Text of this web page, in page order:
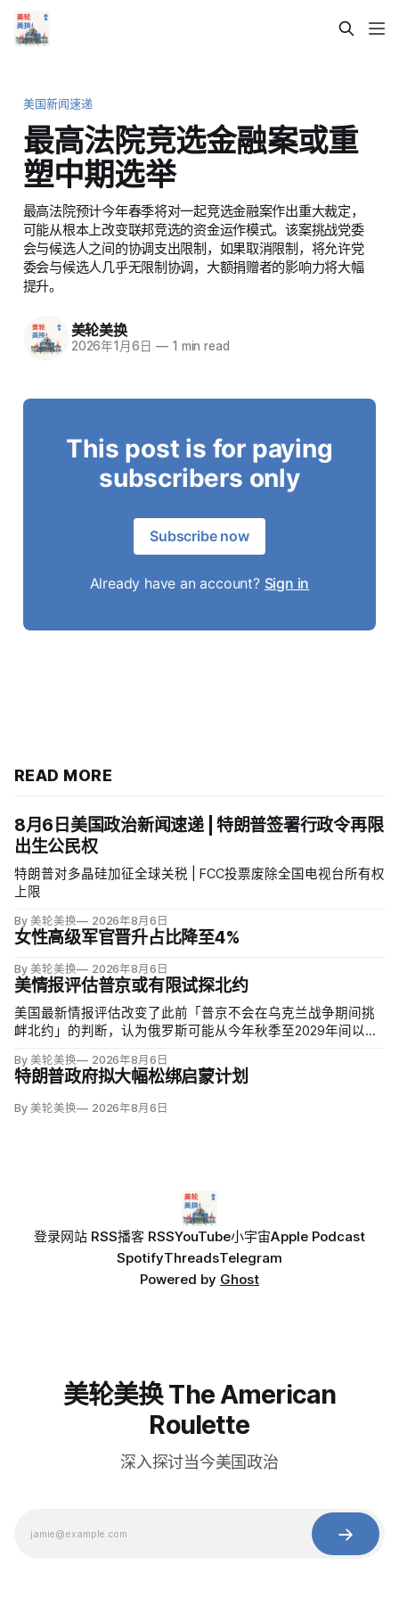
美国新闻速递
最高法院竞选金融案或重
塑中期选举
最高法院预计今年春季将对一起竞选金融案作出重大裁定，
可能从根本上改变联邦竞选的资金运作模式。该案挑战党委
会与候选人之间的协调支出限制，如果取消限制，将允许党
委会与候选人几乎无限制协调，大额捐赠者的影响力将大幅
提升。
美轮美换
2026年1月6日 —1 min read
This post is for paying
subscribers only
Subscribe now
Already have an account? Sign in
READ MORE
8月6日美国政治新闻速递 | 特朗普签署行政令再限
出生公民权
特朗普对多晶硅加征全球关税 | FCC投票废除全国电视台所有权
上限
By 美轮美换 2026年8月6日
女性高级军官晋升占比降至4%
By 美轮美换 2026年8月6日
美情报评估普京或有限试探北约
美国最新情报评估改变了此前「普京不会在乌克兰战争期间挑
衅北约」的判断，认为俄罗斯可能从今年秋季至2029年间以网
限陆地入侵仍属低概率，但风险随时间上升；俄军导弹落入波
兰、无人机进入罗马尼亚已被视为前兆。
By 美轮美换 2026年8月6日
特朗普政府拟大幅松绑启蒙计划
By 美轮美换 2026年8月6日
登录网站 RSS播客 RSSYouTube小宇宙Apple Podcast
SpotifyThreadsTelegram
Powered by Ghost
美轮美换 The American
Roulette
深入探讨当今美国政治